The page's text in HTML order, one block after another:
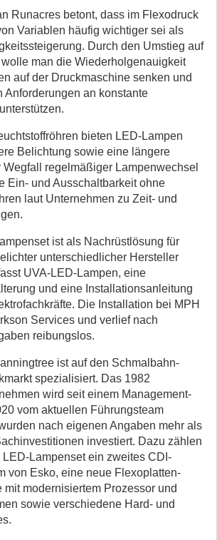
Runacres betont, dass im Flexodruck
Variablen häufig wichtiger sei als
Durch den Umstieg auf
man die Wiederholgenauigkeit
auf der Druckmaschine senken und
Anforderungen an konstante
bieten LED-Lampen
Belichtung sowie eine längere
Wegfall regelmäßiger Lampenwechsel
Ein- und Ausschaltbarkeit ohne
laut Unternehmen zu Zeit- und
ist als Nachrüstlösung für
unterschiedlicher Hersteller
UVA-LED-Lampen, eine
und eine Installationsanleitung
Die Installation bei MPH
Services und verlief nach
reibungslos.
ist auf den Schmalbahn-
spezialisiert. Das 1982
wird seit einem Management-
vom aktuellen Führungsteam
nach eigenen Angaben mehr als
investiert. Dazu zählen
Lampenset ein zweites CDI-
von Esko, eine neue Flexoplatten-
modernisiertem Prozessor und
sowie verschiedene Hard- und